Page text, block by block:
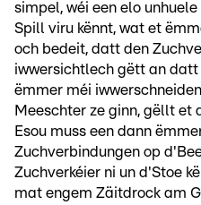
simpel, wéi een elo
Spill viru kënnt, wat et
och bedeit, datt den
iwwersichtlech gëtt an
ëmmer méi
Meeschter ze ginn, gëllt et
Esou muss een dann
Zuchverbindungen op
Zuchverkéier ni un d'Stoe
mat engem Zäitdrock am